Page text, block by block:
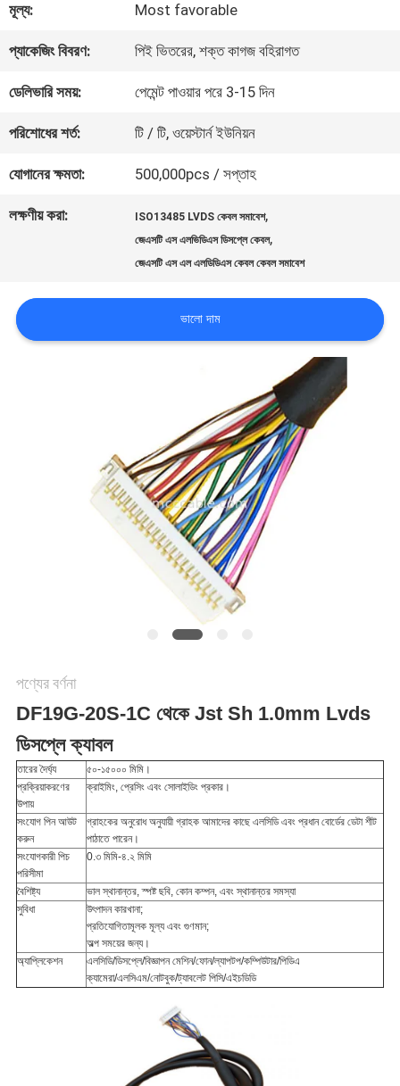
গুণমান
নিয়ন্ত্রণ
আমাদের
সাথে
যোগাযোগ
মামলা
গোপনীয়তা
নীতি
মূল্য: Most favorable
প্যাকেজিং বিবরণ: পিই ভিতরের, শক্ত কাগজ বহিরাগত
ডেলিভারি সময়: পেমেন্ট পাওয়ার পরে 3-15 দিন
পরিশোধের শর্ত: টি / টি, ওয়েস্টার্ন ইউনিয়ন
যোগানের ক্ষমতা: 500,000pcs / সপ্তাহ
লক্ষণীয় করা: ISO13485 LVDS কেবল সমাবেশ,
জেএসটি এস এলভিডিএস ডিসপ্লে কেবল,
জেএসটি এস এল এলডিডিএস কেবল কেবল সমাবেশ
ভালো দাম
পণ্যের বর্ণনা
DF19G-20S-1C থেকে Jst Sh 1.0mm Lvds
ডিসপ্লে ক্যাবল
তারের দৈর্ঘ্য
৫০-১৫০০০ মিমি।
প্রক্রিয়াকরণের
উপায়
ক্রাইমিং, প্রেসিং এবং সোলাইডিং প্রকার।
সংযোগ পিন আউট
করুন
গ্রাহকের অনুরোধ অনুযায়ী গ্রাহক আমাদের কাছে এলসিডি এবং প্রধান বোর্ডের ডেটা শীট
পাঠাতে পারেন।
সংযোগকারী পিচ
পরিসীমা
0.৩ মিমি-৪.২ মিমি
বৈশিষ্ট্য
ভাল স্থানান্তর, স্পষ্ট ছবি, কোন কম্পন, এবং স্থানান্তর সমস্যা
সুবিধা
উৎপাদন কারখানা;
প্রতিযোগিতামূলক মূল্য এবং গুণমান;
অল্প সময়ের জন্য।
অ্যাপ্লিকেশন
এলসিডি/ডিসপ্লে/বিজ্ঞাপন মেশিন/ফোন/ল্যাপটপ/কম্পিউটার/পিডিএ
ক্যামেরা/এলসিএম/নোটবুক/ট্যাবলেট পিসি/এইচডিডি